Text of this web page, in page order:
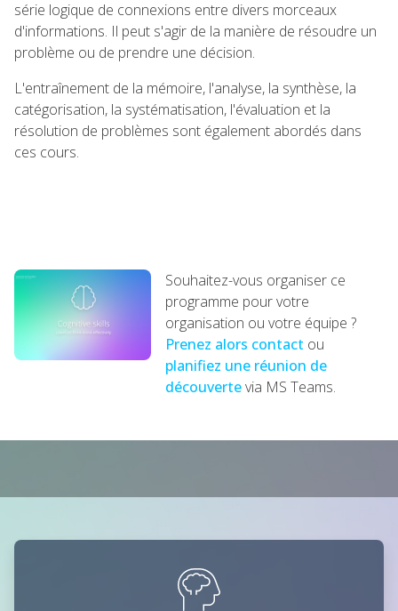
série logique de connexions entre divers morceaux
d'informations. Il peut s'agir de la manière de résoudre un
problème ou de prendre une décision.
L'entraînement de la mémoire, l'analyse, la synthèse, la
catégorisation, la systématisation, l'évaluation et la
résolution de problèmes sont également abordés dans
ces cours.
Souhaitez-vous organiser ce
programme pour votre
organisation ou votre équipe ?
Prenez alors contact ou
planifiez une réunion de
découvertevia MS Teams.